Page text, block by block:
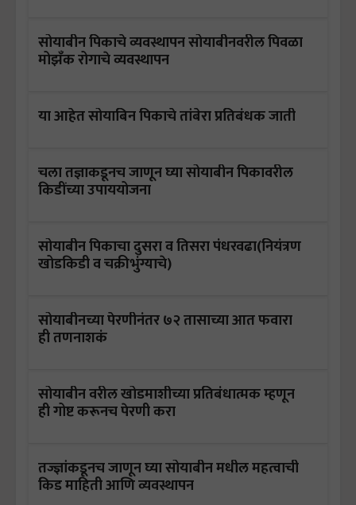
सोयाबीन पिकाचे व्यवस्थापन सोयाबीनवरील पिवळा
मोझँक रोगाचे व्यवस्थापन
या आहेत सोयाबिन पिकाचे तांबेरा प्रतिबंधक जाती
चला तज्ञाकडूनच जाणून घ्या सोयाबीन पिकावरील
किडींच्या उपाययोजना
सोयाबीन पिकाचा दुसरा व तिसरा पंधरवढा(नियंत्रण
खोडकिडी व चक्रीभुंग्याचे)
सोयाबीनच्या पेरणीनंतर ७२ तासाच्या आत फवारा
ही तणनाशकं
सोयाबीन वरील खोडमाशीच्या प्रतिबंधात्मक म्हणून
ही गोष्ट करूनच पेरणी करा
तज्ज्ञांकडूनच जाणून घ्या सोयाबीन मधील महत्वाची
किड माहिती आणि व्यवस्थापन